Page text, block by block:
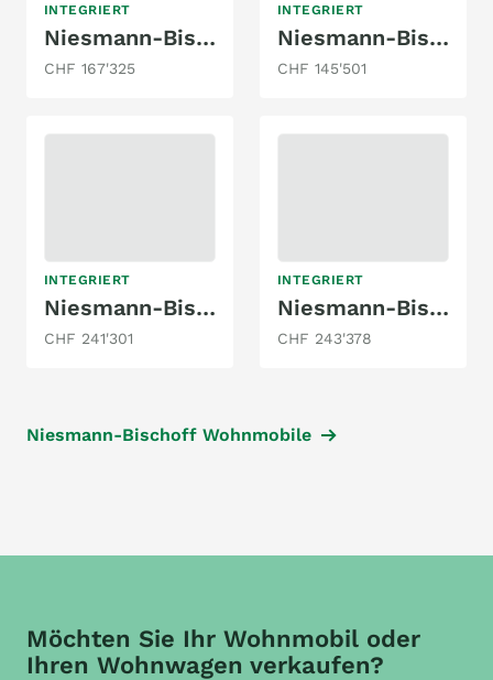
INTEGRIERT
Niesmann-Bischoff iSmove 6.9E
CHF 167'325
INTEGRIERT
Niesmann-Bischoff iSmove 6.9E
CHF 145'501
INTEGRIERT
Niesmann-Bischoff Arto 78
CHF 241'301
INTEGRIERT
Niesmann-Bischoff Arto 88
CHF 243'378
Niesmann-Bischoff Wohnmobile
Möchten Sie Ihr Wohnmobil oder
Ihren Wohnwagen verkaufen?